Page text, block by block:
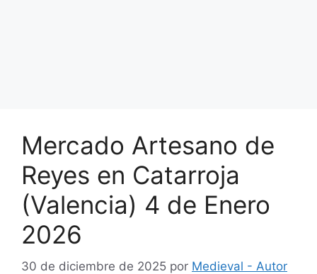
Mercado Artesano de
Reyes en Catarroja
(Valencia) 4 de Enero
2026
30 de diciembre de 2025 por Medieval - Autor